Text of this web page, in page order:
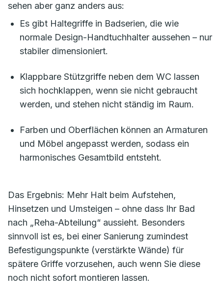
sehen aber ganz anders aus:
Es gibt Haltegriffe in Badserien, die wie
normale Design-Handtuchhalter aussehen – nur
stabiler dimensioniert.
Klappbare Stützgriffe neben dem WC lassen
sich hochklappen, wenn sie nicht gebraucht
werden, und stehen nicht ständig im Raum.
Farben und Oberflächen können an Armaturen
und Möbel angepasst werden, sodass ein
harmonisches Gesamtbild entsteht.
Das Ergebnis: Mehr Halt beim Aufstehen,
Hinsetzen und Umsteigen – ohne dass Ihr Bad
nach „Reha-Abteilung“ aussieht. Besonders
sinnvoll ist es, bei einer Sanierung zumindest
Befestigungspunkte (verstärkte Wände) für
spätere Griffe vorzusehen, auch wenn Sie diese
noch nicht sofort montieren lassen.